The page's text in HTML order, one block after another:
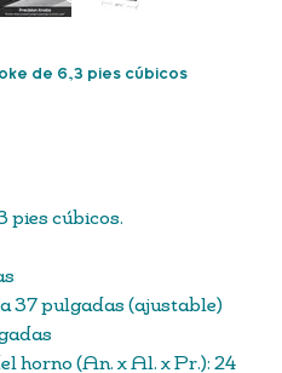
de 6,3 pies cúbicos
pies cúbicos.
37 pulgadas (ajustable)
horno (An. x Al. x Pr.): 24